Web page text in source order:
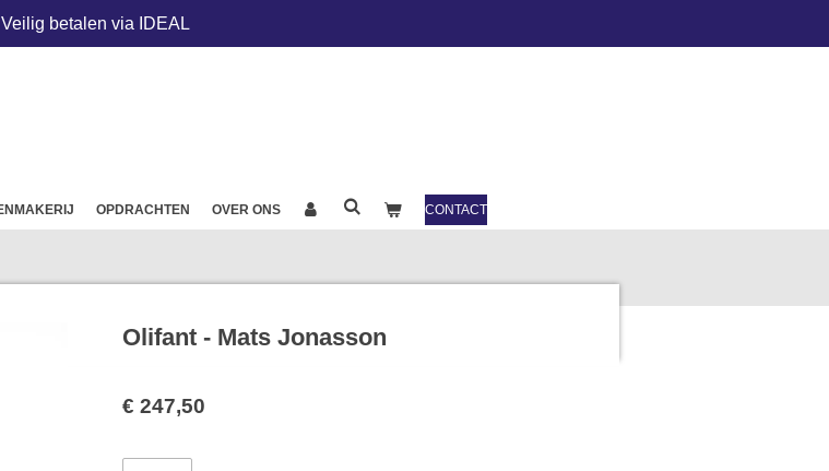
Veilig betalen via IDEAL
OPDRACHTEN OVER ONS CONTACT
Olifant - Mats Jonasson
€ 247,50